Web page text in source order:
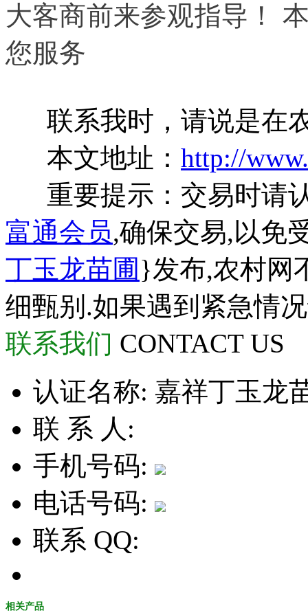
大客商前来参观指导！
您服务
联系我时，请说是在
本文地址： http://
重要提示：交易时请
富通会员,确保交易,以免
丁玉龙苗圃 }发布,农村网
细甄别.如果遇到紧急情
联系我们 CONTACT US
认证名称: 嘉祥丁玉龙
联 系 人:
手机号码:
电话号码:
联系 QQ:
相关产品